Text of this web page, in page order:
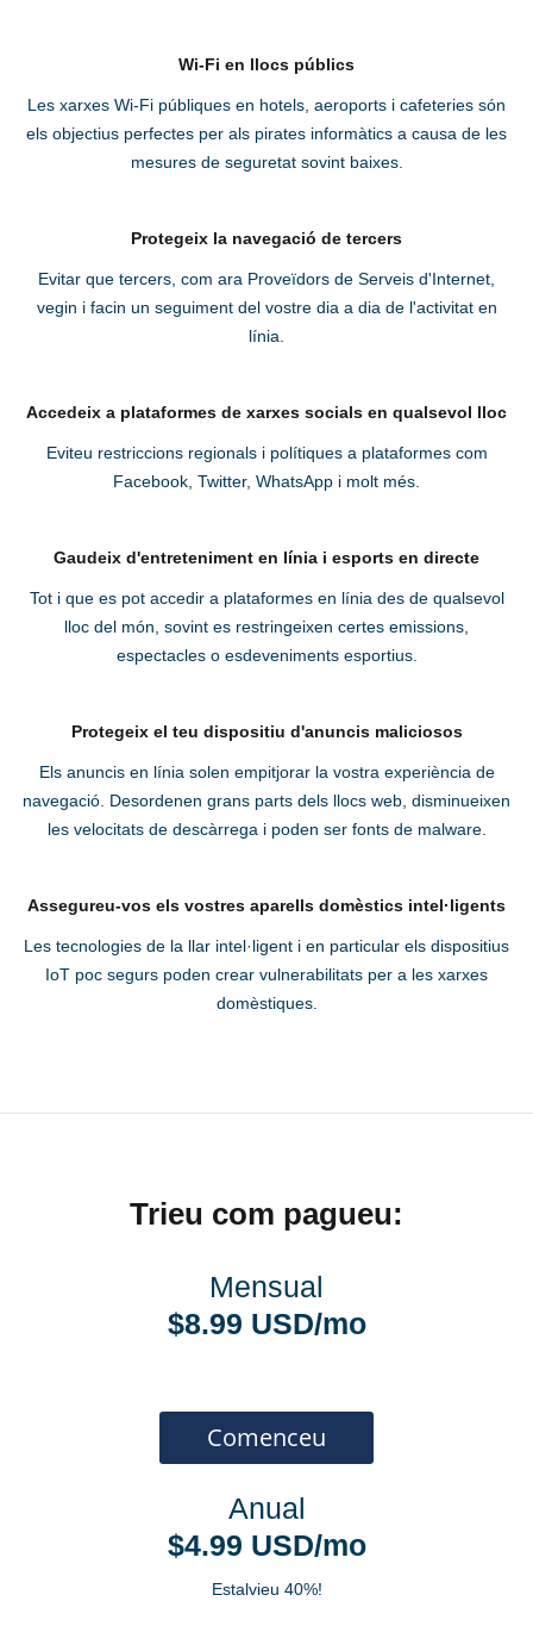
Wi-Fi en llocs públics
Les xarxes Wi-Fi públiques en hotels, aeroports i cafeteries són
els objectius perfectes per als pirates informàtics a causa de les
mesures de seguretat sovint baixes.
Protegeix la navegació de tercers
Evitar que tercers, com ara Proveïdors de Serveis d'Internet,
vegin i facin un seguiment del vostre dia a dia de l'activitat en
línia.
Accedeix a plataformes de xarxes socials en qualsevol lloc
Eviteu restriccions regionals i polítiques a plataformes com
Facebook, Twitter, WhatsApp i molt més.
Gaudeix d'entreteniment en línia i esports en directe
Tot i que es pot accedir a plataformes en línia des de qualsevol
lloc del món, sovint es restringeixen certes emissions,
espectacles o esdeveniments esportius.
Protegeix el teu dispositiu d'anuncis maliciosos
Els anuncis en línia solen empitjorar la vostra experiència de
navegació. Desordenen grans parts dels llocs web, disminueixen
les velocitats de descàrrega i poden ser fonts de malware.
Assegureu-vos els vostres aparells domèstics intel·ligents
Les tecnologies de la llar intel·ligent i en particular els dispositius
IoT poc segurs poden crear vulnerabilitats per a les xarxes
domèstiques.
Trieu com pagueu:
Mensual
$8.99 USD/mo
Comenceu
Anual
$4.99 USD/mo
Estalvieu 40%!